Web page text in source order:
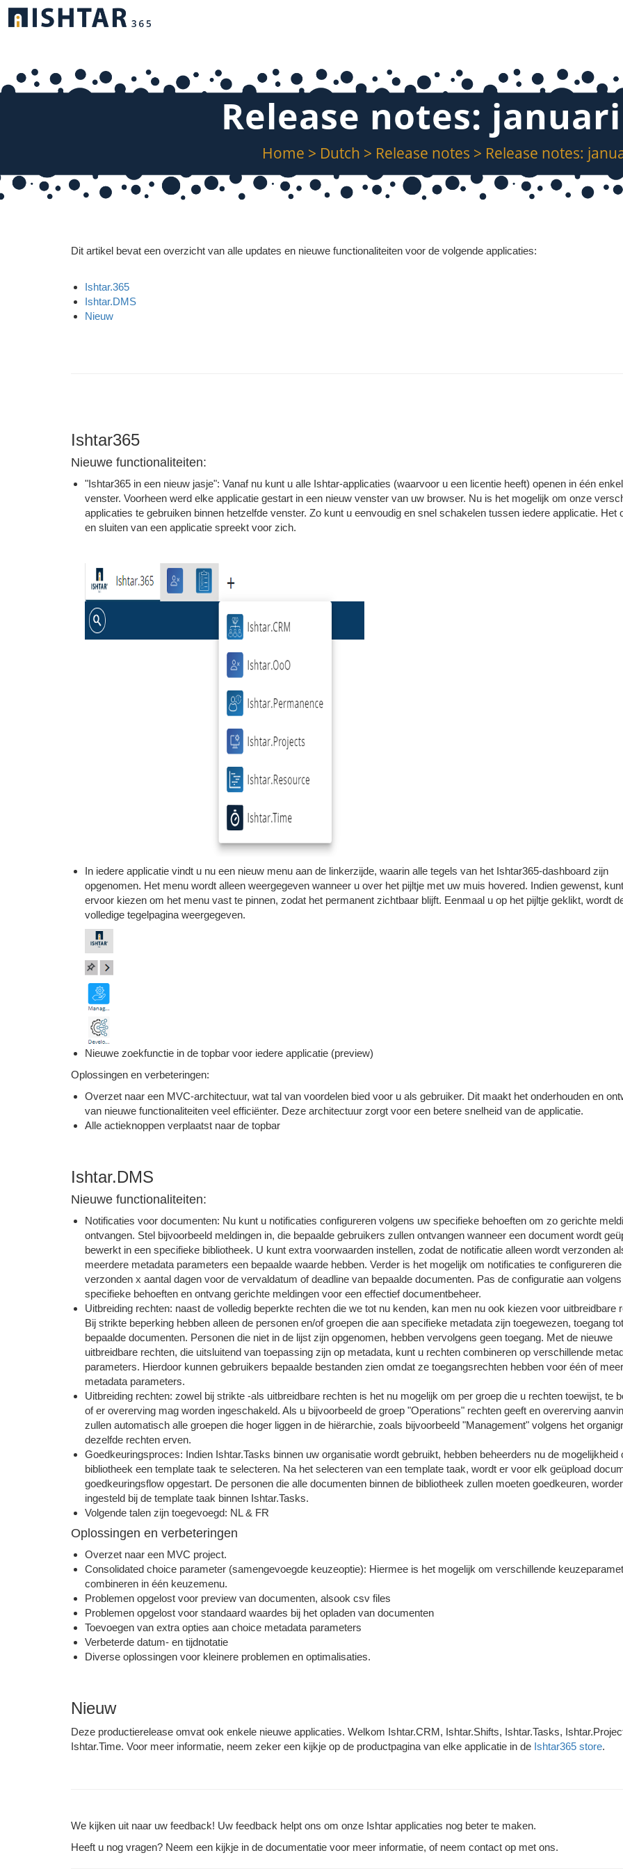
Release notes:
Home > Dutch > Release notes > Release notes:
Dit artikel bevat een overzicht van alle updates en nieuwe functionaliteiten voor de volgende applicaties:
Ishtar.365
Ishtar.DMS
Nieuw
Ishtar365
Nieuwe functionaliteiten:
"Ishtar365 in een nieuw jasje": Vanaf nu kunt u alle Ishtar-applicaties (waarvoor u een licentie heeft) openen in één enkel
venster. Voorheen werd elke applicatie gestart in een nieuw venster van uw browser. Nu is het mogelijk om onze
applicaties te gebruiken binnen hetzelfde venster. Zo kunt u eenvoudig en snel schakelen tussen iedere applicatie. Het
en sluiten van een applicatie spreekt voor zich.
In iedere applicatie vindt u nu een nieuw menu aan de linkerzijde, waarin alle tegels van het Ishtar365-dashboard zijn
opgenomen. Het menu wordt alleen weergegeven wanneer u over het pijltje met uw muis hovered. Indien gewenst,
ervoor kiezen om het menu vast te pinnen, zodat het permanent zichtbaar blijft. Eenmaal u op het pijltje geklikt, wordt
volledige tegelpagina weergegeven.
Nieuwe zoekfunctie in de topbar voor iedere applicatie (preview)
Oplossingen en verbeteringen:
Overzet naar een MVC-architectuur, wat tal van voordelen bied voor u als gebruiker. Dit maakt het onderhouden en
van nieuwe functionaliteiten veel efficiënter. Deze architectuur zorgt voor een betere snelheid van de applicatie.
Alle actieknoppen verplaatst naar de topbar
Ishtar.DMS
Nieuwe functionaliteiten:
Notificaties voor documenten: Nu kunt u notificaties configureren volgens uw specifieke behoeften om zo gerichte
ontvangen. Stel bijvoorbeeld meldingen in, die bepaalde gebruikers zullen ontvangen wanneer een document wordt
bewerkt in een specifieke bibliotheek. U kunt extra voorwaarden instellen, zodat de notificatie alleen wordt verzonden
meerdere metadata parameters een bepaalde waarde hebben. Verder is het mogelijk om notificaties te configureren
verzonden x aantal dagen voor de vervaldatum of deadline van bepaalde documenten. Pas de configuratie aan
specifieke behoeften en ontvang gerichte meldingen voor een effectief documentbeheer.
Uitbreiding rechten: naast de volledig beperkte rechten die we tot nu kenden, kan men nu ook kiezen voor uitbreidbare
Bij strikte beperking hebben alleen de personen en/of groepen die aan specifieke metadata zijn toegewezen, toegang tot
bepaalde documenten. Personen die niet in de lijst zijn opgenomen, hebben vervolgens geen toegang. Met de nieuwe
uitbreidbare rechten, die uitsluitend van toepassing zijn op metadata, kunt u rechten combineren op verschillende
parameters. Hierdoor kunnen gebruikers bepaalde bestanden zien omdat ze toegangsrechten hebben voor één of
metadata parameters.
Uitbreiding rechten: zowel bij strikte -als uitbreidbare rechten is het nu mogelijk om per groep die u rechten toewijst, te
of er overerving mag worden ingeschakeld. Als u bijvoorbeeld de groep "Operations" rechten geeft en overerving
zullen automatisch alle groepen die hoger liggen in de hiërarchie, zoals bijvoorbeeld "Management" volgens het
dezelfde rechten erven.
Goedkeuringsproces: Indien Ishtar.Tasks binnen uw organisatie wordt gebruikt, hebben beheerders nu de mogelijkheid
bibliotheek een template taak te selecteren. Na het selecteren van een template taak, wordt er voor elk geüpload
goedkeuringsflow opgestart. De personen die alle documenten binnen de bibliotheek zullen moeten goedkeuren,
ingesteld bij de template taak binnen Ishtar.Tasks.
Volgende talen zijn toegevoegd: NL & FR
Oplossingen en verbeteringen
Overzet naar een MVC project.
Consolidated choice parameter (samengevoegde keuzeoptie): Hiermee is het mogelijk om verschillende
combineren in één keuzemenu.
Problemen opgelost voor preview van documenten, alsook csv files
Problemen opgelost voor standaard waardes bij het opladen van documenten
Toevoegen van extra opties aan choice metadata parameters
Verbeterde datum- en tijdnotatie
Diverse oplossingen voor kleinere problemen en optimalisaties.
Nieuw
Deze productierelease omvat ook enkele nieuwe applicaties. Welkom Ishtar.CRM, Ishtar.Shifts, Ishtar.Tasks,
Ishtar.Time. Voor meer informatie, neem zeker een kijkje op de productpagina van elke applicatie in de Ishtar365 store.
We kijken uit naar uw feedback! Uw feedback helpt ons om onze Ishtar applicaties nog beter te maken.
Heeft u nog vragen? Neem een kijkje in de documentatie voor meer informatie, of neem contact op met ons.